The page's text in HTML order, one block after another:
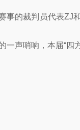
的裁判员代表ZJ和
声哨响，本届“四方